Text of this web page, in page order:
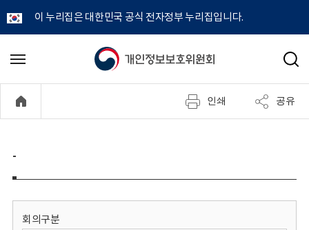
이 누리집은 대한민국 공식 전자정부 누리집입니다.
개
정
보
메
기
검
인쇄 공유
-
회의구분